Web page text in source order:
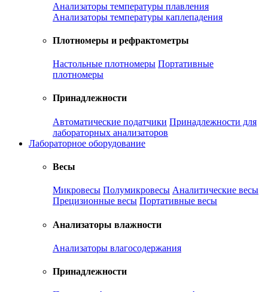
Анализаторы температуры плавления
Анализаторы температуры каплепадения
Плотномеры и рефрактометры
Настольные плотномеры Портативные
плотномеры
Принадлежности
Автоматические податчики Принадлежности для
лабораторных анализаторов
Лабораторное оборудование
Весы
Микровесы Полумикровесы Аналитические весы
Прецизионные весы Портативные весы
Анализаторы влажности
Анализаторы влагосодержания
Принадлежности